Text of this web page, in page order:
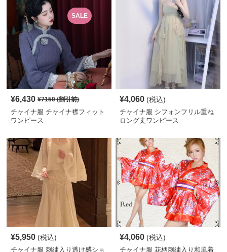
SALE
¥6,430 ¥7150(割引前)
チャイナ服 チャイナ襟フィット
ワンピース
¥4,060 (税込)
チャイナ服 シフォンフリル重ね
ロング丈ワンピース
¥5,950 (税込)
チャイナ服 刺繍入り透け感ショ
¥4,060 (税込)
チャイナ服 花柄刺繍入り和風着